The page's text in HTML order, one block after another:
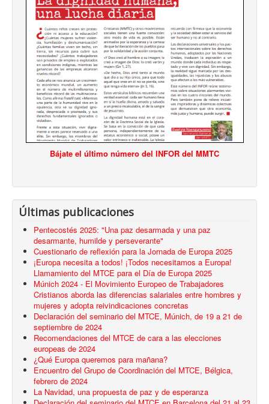
Bájate el último número del INFOR del MMTC
Últimas publicaciones
Pentecostés 2025: "Una paz desarmada y una paz
desarmante, humilde y perseverante"
Cuestionario de reflexión para la Jornada de Europa 2025
¡Europa necesita a todos! ¡Todos necesitamos a Europa!
Llamamiento del MTCE para el Día de Europa 2025
Múnich 2024 - El Movimiento Europeo de Trabajadores
Cristianos aborda las diferencias salariales entre hombres y
mujeres y adopta reivindicaciones concretas
Declaración del seminario del MTCE, Múnich, de 19 a 21 de
septiembre de 2024
Recomendaciones del MTCE de cara a las elecciones
europeas de 2024
¿Qué Europa queremos para mañana?
Encuentro del Grupo de Coordinación del MTCE, Bélgica,
febrero de 2024
La Navidad, una propuesta de paz y de esperanza